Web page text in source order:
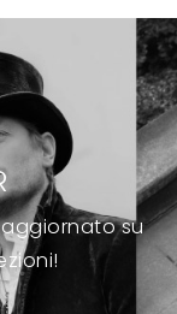
aggiornato su